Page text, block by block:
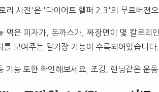
리 사전'은 '다이어트 헬퍼 2.3'의 무료버젼
먹은 피자가, 돈까스가, 짜장면이 몇 칼로리
를 보여주는 일기장 기능이 수록되어있습니
기능 또한 확인해보세요. 조깅, 런닝같은 운